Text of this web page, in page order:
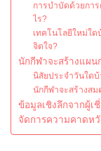
การบำบัดด้วยกา
ไร?
เทคโนโลยีใหม่ใ
จิตใจ?
นักกีฬาจะสร้างแผน
นิสัยประจำวันใด
นักกีฬาจะสร้างส
ข้อมูลเชิงลึกจากผู้
จัดการความคาดห